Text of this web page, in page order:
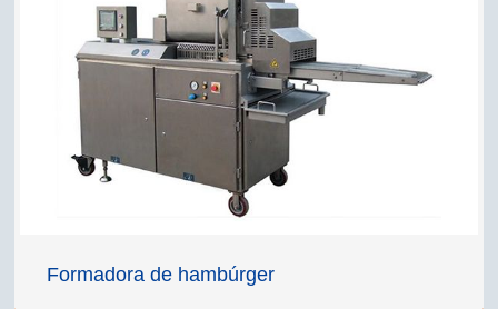
Formadora de hambúrger